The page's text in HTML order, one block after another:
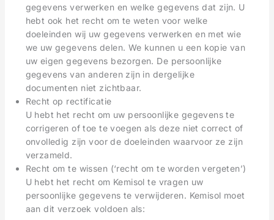
gegevens verwerken en welke gegevens dat zijn. U
hebt ook het recht om te weten voor welke
doeleinden wij uw gegevens verwerken en met wie
we uw gegevens delen. We kunnen u een kopie van
uw eigen gegevens bezorgen. De persoonlijke
gegevens van anderen zijn in dergelijke
documenten niet zichtbaar.
Recht op rectificatie
U hebt het recht om uw persoonlijke gegevens te
corrigeren of toe te voegen als deze niet correct of
onvolledig zijn voor de doeleinden waarvoor ze zijn
verzameld.
Recht om te wissen (‘recht om te worden vergeten’)
U hebt het recht om Kemisol te vragen uw
persoonlijke gegevens te verwijderen. Kemisol moet
aan dit verzoek voldoen als: